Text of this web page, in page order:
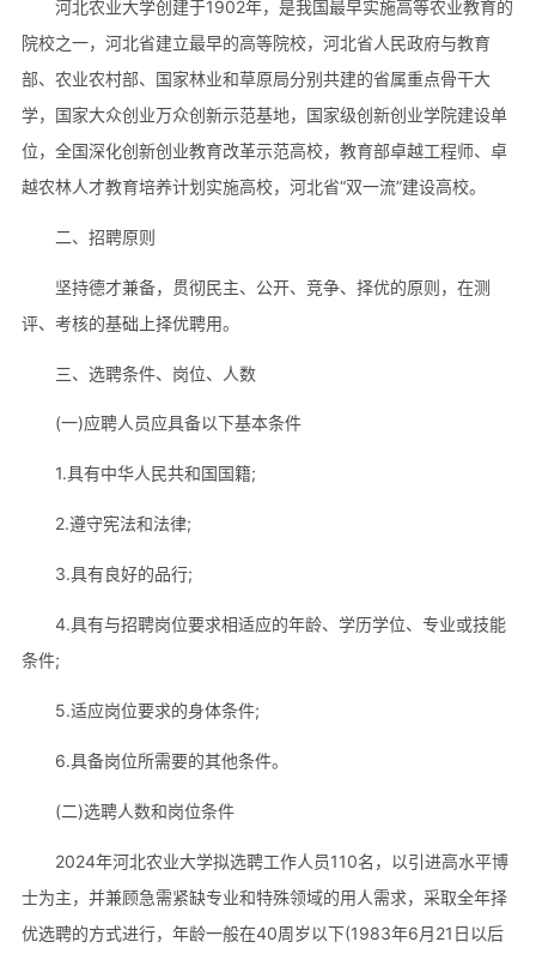
河北农业大学创建于1902年，是我国最早实施高等农业教育的
院校之一，河北省建立最早的高等院校，河北省人民政府与教育
部、农业农村部、国家林业和草原局分别共建的省属重点骨干大
学，国家大众创业万众创新示范基地，国家级创新创业学院建设单
位，全国深化创新创业教育改革示范高校，教育部卓越工程师、卓
越农林人才教育培养计划实施高校，河北省“双一流”建设高校。
二、招聘原则
坚持德才兼备，贯彻民主、公开、竞争、择优的原则，在测
评、考核的基础上择优聘用。
三、选聘条件、岗位、人数
(一)应聘人员应具备以下基本条件
1.具有中华人民共和国国籍;
2.遵守宪法和法律;
3.具有良好的品行;
4.具有与招聘岗位要求相适应的年龄、学历学位、专业或技能
条件;
5.适应岗位要求的身体条件;
6.具备岗位所需要的其他条件。
(二)选聘人数和岗位条件
2024年河北农业大学拟选聘工作人员110名，以引进高水平博
士为主，并兼顾急需紧缺专业和特殊领域的用人需求，采取全年择
优选聘的方式进行，年龄一般在40周岁以下(1983年6月21日以后